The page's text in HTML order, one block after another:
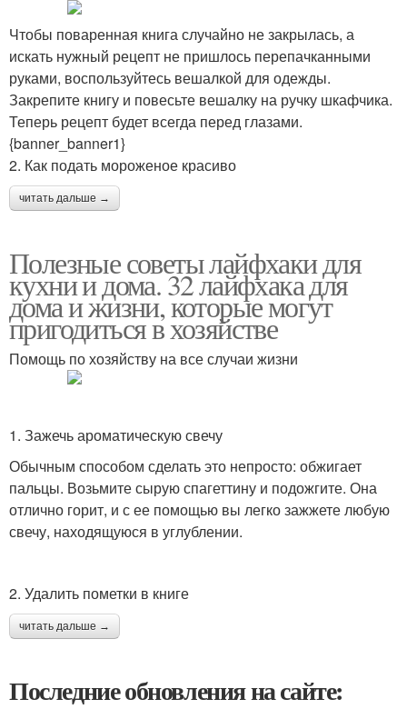
Чтобы поваренная книга случайно не закрылась, а
искать нужный рецепт не пришлось перепачканными
руками, воспользуйтесь вешалкой для одежды.
Закрепите книгу и повесьте вешалку на ручку шкафчика.
Теперь рецепт будет всегда перед глазами.
{banner_banner1}
2. Как подать мороженое красиво
читать дальше →
Полезные советы лайфхаки для
кухни и дома. 32 лайфхака для
дома и жизни, которые могут
пригодиться в хозяйстве
Помощь по хозяйству на все случаи жизни
1. Зажечь ароматическую свечу
Обычным способом сделать это непросто: обжигает
пальцы. Возьмите сырую спагеттину и подожгите. Она
отлично горит, и с ее помощью вы легко зажжете любую
свечу, находящуюся в углублении.
2. Удалить пометки в книге
читать дальше →
Последние обновления на сайте: